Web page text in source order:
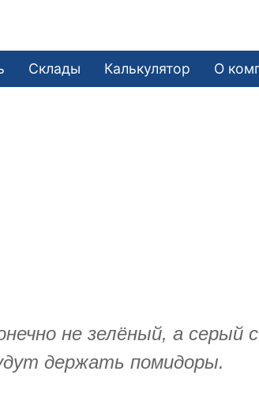
Склады Калькулятор О
не зелёный, а серый
держать помидоры.